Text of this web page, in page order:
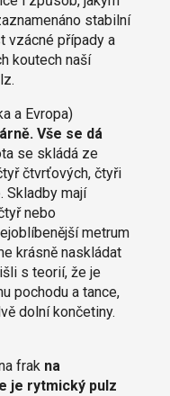
stabilní
vzácné případy a
koutech naší
a Evropa)
Vše se dá
se skládá ze
čtvrťových, čtyři
Skladby mají
nebo
metrum
krásně naskládat
s teorií, že je
pochodu a tance,
dolní končetiny.
frak na
je rytmický pulz